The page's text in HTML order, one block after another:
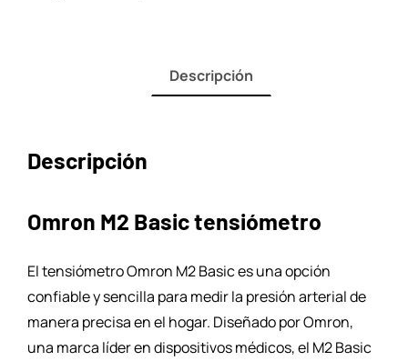
Descripción
Descripción
Omron M2 Basic tensiómetro
El tensiómetro Omron M2 Basic es una opción
confiable y sencilla para medir la presión arterial de
manera precisa en el hogar. Diseñado por Omron,
una marca líder en dispositivos médicos, el M2 Basic